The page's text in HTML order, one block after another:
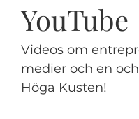
YouTube
Videos om
medier och en
Höga Kusten!